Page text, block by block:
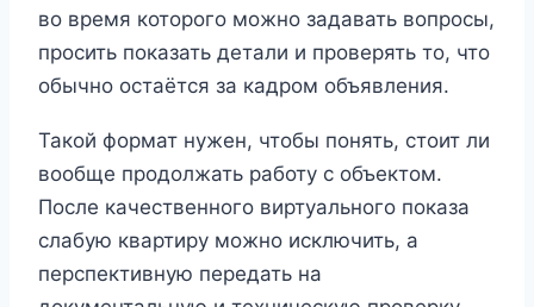
во время которого можно задавать вопросы,
просить показать детали и проверять то, что
обычно остаётся за кадром объявления.
Такой формат нужен, чтобы понять, стоит ли
вообще продолжать работу с объектом.
После качественного виртуального показа
слабую квартиру можно исключить, а
перспективную передать на